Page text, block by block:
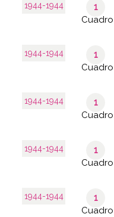
1944-1944 1
1944-1944 1
1944-1944 1
1944-1944 1
1944-1944 1